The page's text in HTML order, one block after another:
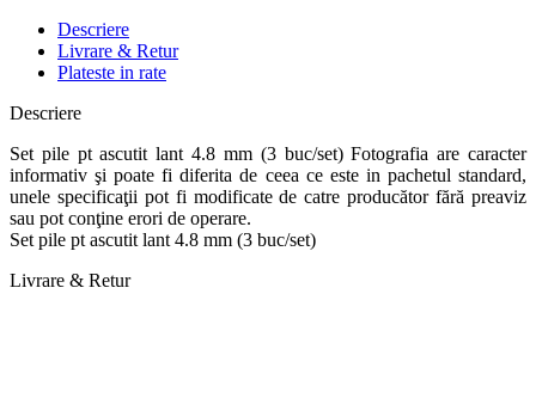
Descriere
Livrare & Retur
Plateste in rate
Descriere
Set pile pt ascutit lant 4.8 mm (3 buc/set) Fotografia are caracter
informativ şi poate fi diferita de ceea ce este in pachetul standard,
unele specificaţii pot fi modificate de catre producător fără preaviz
sau pot conţine erori de operare.
Set pile pt ascutit lant 4.8 mm (3 buc/set)
Livrare & Retur